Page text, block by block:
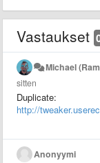
Vastaukset
Michael
sitten
Duplicate:
http://
Anonyymi